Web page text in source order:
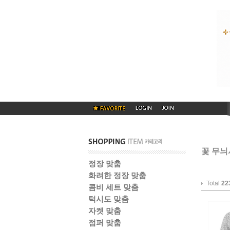
정장 맞춤
화려한 정장 맞춤
콤비 세트 맞춤
턱시도 맞춤
자켓 맞춤
점퍼 맞춤
꽃 무늬
Total